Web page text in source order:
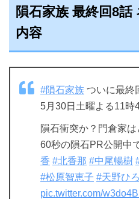
隕石家族 最終回8
内容
#隕石家族 ついに最終
5月30日土曜よる11時
隕石衝突か？門倉家は
60秒の隕石PR公開中
香 #北香那 #中尾暢樹
#松原智恵子 #天野ひ
pic.twitter.com/